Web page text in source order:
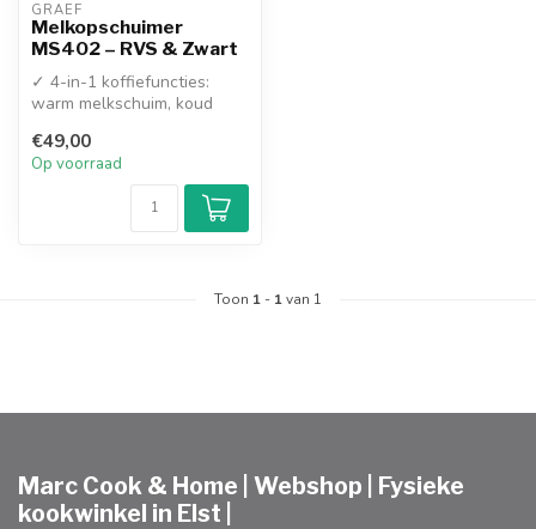
GRAEF
Melkopschuimer
MS402 – RVS & Zwart
✓ 4-in-1 koffiefuncties:
warm melkschuim, koud
roeren én ...
€49,00
Op voorraad
Toon 1 - 1van 1
Marc Cook & Home | Webshop | Fysieke
kookwinkel in Elst |